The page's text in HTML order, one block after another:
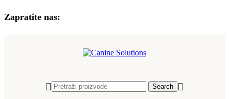
Zapratite nas:
Search